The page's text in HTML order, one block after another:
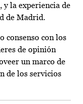
y la experiencia de
de Madrid.
consenso con los
de opinión
un marco de
de los servicios